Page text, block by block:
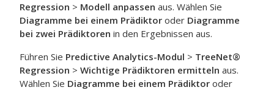
Regression > Modell anpassen aus. Wählen Sie
Diagramme bei einem Prädiktor oder Diagramme
bei zwei Prädiktoren in den Ergebnissen aus.
Führen Sie Predictive Analytics-Modul > TreeNet®
Regression > Wichtige Prädiktoren ermitteln aus.
Wählen Sie Diagramme bei einem Prädiktor oder